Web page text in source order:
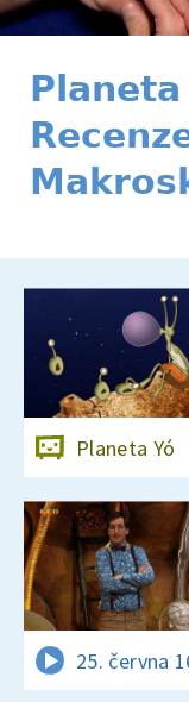
Planeta Yó
25. června